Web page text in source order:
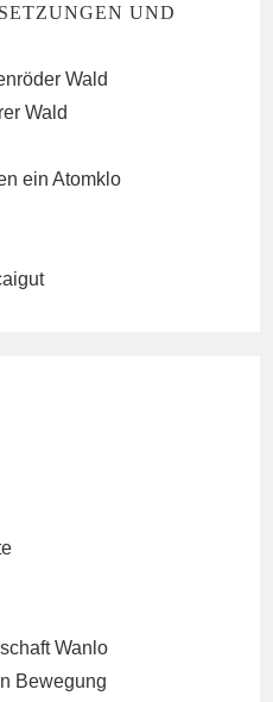
UND
Wald
Wald
ein Atomklo
Wanlo
Bewegung